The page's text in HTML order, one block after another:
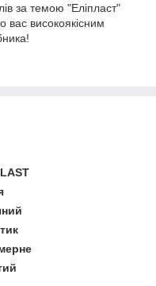
за темою "Еліпласт"
вас високоякісним